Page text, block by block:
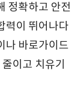
정확하고 안전
력이 뛰어나다
나 바로가이드
이고 치유기